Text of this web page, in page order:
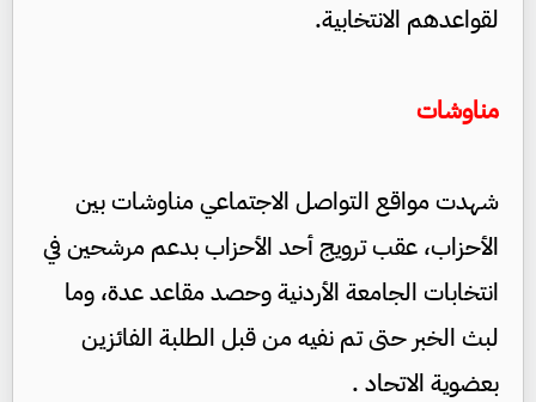
لقواعدهم الانتخابية.
مناوشات
شهدت مواقع التواصل الاجتماعي مناوشات بين
الأحزاب، عقب ترويج أحد الأحزاب بدعم مرشحين في
انتخابات الجامعة الأردنية وحصد مقاعد عدة، وما
لبث الخبر حتى تم نفيه من قبل الطلبة الفائزين
بعضوية الاتحاد .